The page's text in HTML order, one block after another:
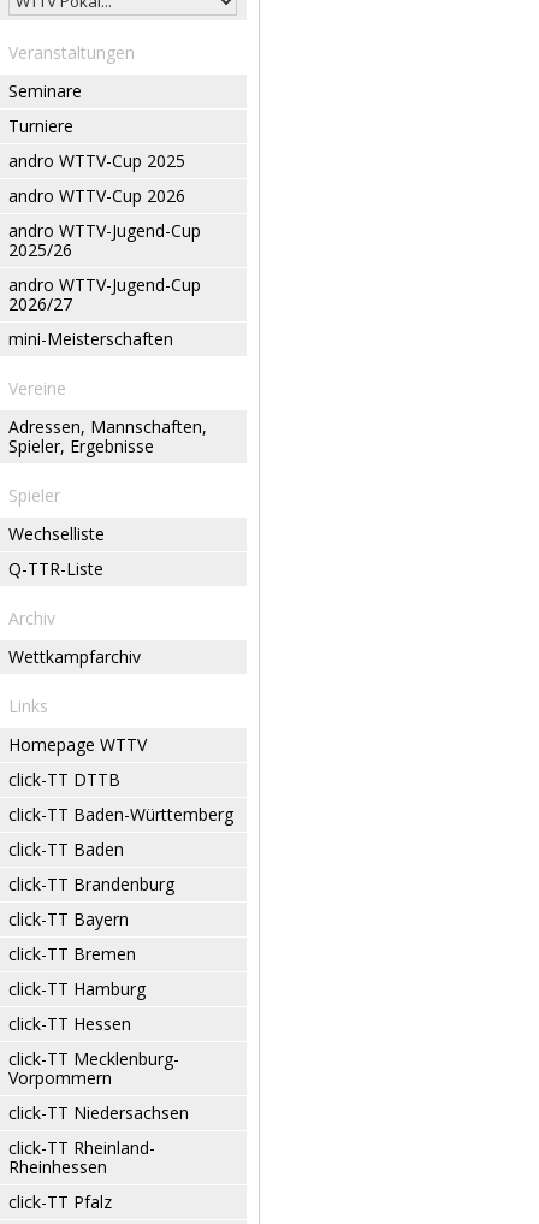
Veranstaltungen
Seminare
Turniere
andro WTTV-Cup 2025
andro WTTV-Cup 2026
andro WTTV-Jugend-Cup
2025/26
andro WTTV-Jugend-Cup
2026/27
mini-Meisterschaften
Vereine
Adressen, Mannschaften,
Spieler, Ergebnisse
Spieler
Wechselliste
Q-TTR-Liste
Archiv
Wettkampfarchiv
Links
Homepage WTTV
click-TT DTTB
click-TT Baden-Württemberg
click-TT Baden
click-TT Brandenburg
click-TT Bayern
click-TT Bremen
click-TT Hamburg
click-TT Hessen
click-TT Mecklenburg-
Vorpommern
click-TT Niedersachsen
click-TT Rheinland-
Rheinhessen
click-TT Pfalz